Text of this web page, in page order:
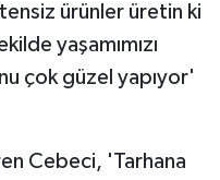
ürünler üretin ki
yaşamımızı
çok güzel yapıyor'
Cebeci, 'Tarhana